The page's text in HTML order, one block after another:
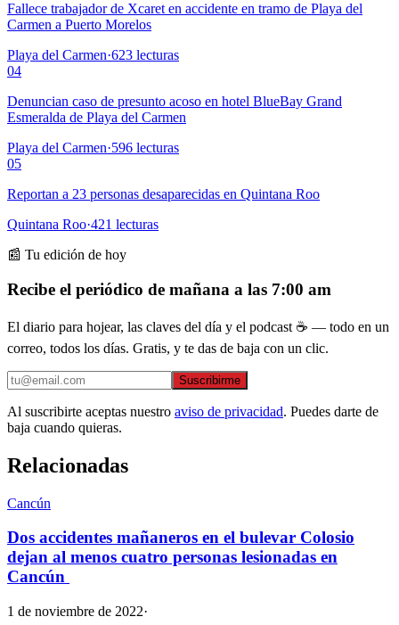
Fallece trabajador de Xcaret en accidente en tramo de Playa del
Carmen a Puerto Morelos
Playa del Carmen·623 lecturas
04
Denuncian caso de presunto acoso en hotel BlueBay Grand
Esmeralda de Playa del Carmen
Playa del Carmen·596 lecturas
05
Reportan a 23 personas desaparecidas en Quintana Roo
Quintana Roo·421 lecturas
📰 Tu edición de hoy
Recibe el periódico de mañana a las 7:00 am
El diario para hojear, las claves del día y el podcast ☕ — todo en un
correo, todos los días. Gratis, y te das de baja con un clic.
Suscribirme
Al suscribirte aceptas nuestro aviso de privacidad. Puedes darte de
baja cuando quieras.
Relacionadas
Cancún
Dos accidentes mañaneros en el bulevar Colosio
dejan al menos cuatro personas lesionadas en
Cancún
1 de noviembre de 2022·